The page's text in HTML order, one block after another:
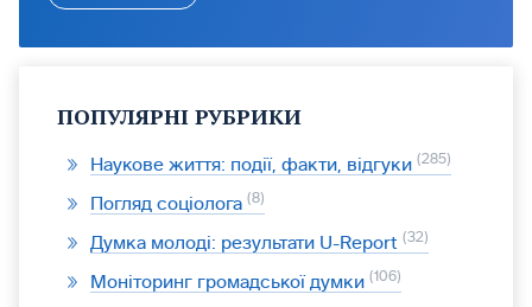
ПОПУЛЯРНІ РУБРИКИ
Наукове життя: події, факти, відгуки 285
Погляд соціолога 8
Думка молоді: результати U-Report 32
Моніторинг громадської думки 106